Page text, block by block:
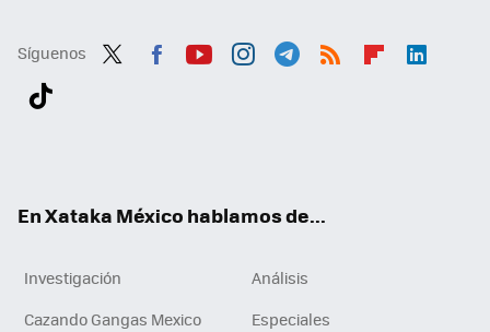
Síguenos
En Xataka México hablamos de...
Investigación
Análisis
Cazando Gangas Mexico
Especiales